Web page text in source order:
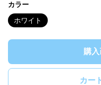
カラー
ホワイト
購
カー